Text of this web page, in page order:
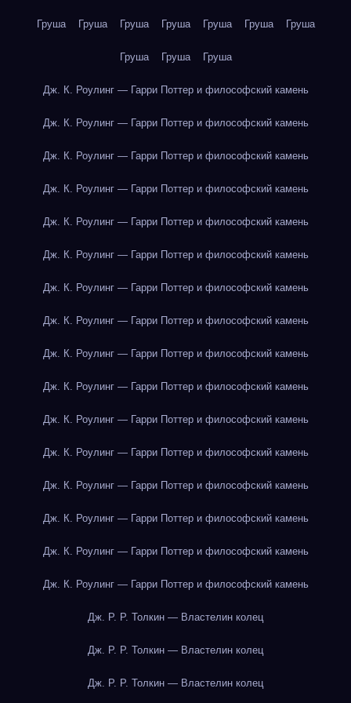
Груша Груша Груша Груша Груша Груша Груша
Груша Груша Груша
Дж. К. Роулинг — Гарри Поттер и философский камень
Дж. К. Роулинг — Гарри Поттер и философский камень
Дж. К. Роулинг — Гарри Поттер и философский камень
Дж. К. Роулинг — Гарри Поттер и философский камень
Дж. К. Роулинг — Гарри Поттер и философский камень
Дж. К. Роулинг — Гарри Поттер и философский камень
Дж. К. Роулинг — Гарри Поттер и философский камень
Дж. К. Роулинг — Гарри Поттер и философский камень
Дж. К. Роулинг — Гарри Поттер и философский камень
Дж. К. Роулинг — Гарри Поттер и философский камень
Дж. К. Роулинг — Гарри Поттер и философский камень
Дж. К. Роулинг — Гарри Поттер и философский камень
Дж. К. Роулинг — Гарри Поттер и философский камень
Дж. К. Роулинг — Гарри Поттер и философский камень
Дж. К. Роулинг — Гарри Поттер и философский камень
Дж. К. Роулинг — Гарри Поттер и философский камень
Дж. Р. Р. Толкин — Властелин колец
Дж. Р. Р. Толкин — Властелин колец
Дж. Р. Р. Толкин — Властелин колец